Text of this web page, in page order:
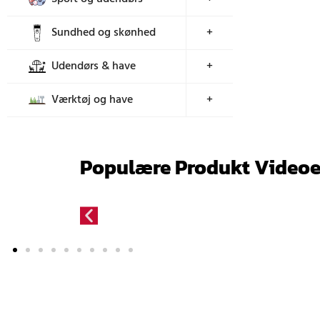
Sundhed og skønhed
+
Udendørs & have
+
Værktøj og have
+
Populære Produkt